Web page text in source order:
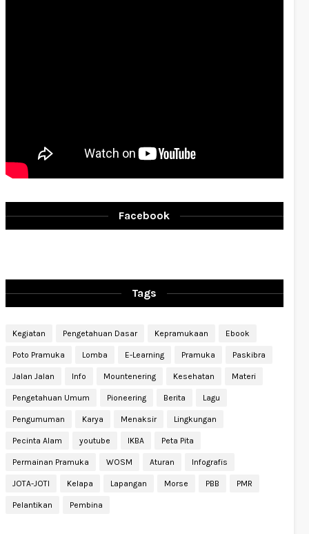
Facebook
Tags
Kegiatan Pengetahuan Dasar Kepramukaan Ebook
Poto Pramuka Lomba E-Learning Pramuka Paskibra
Jalan Jalan Info Mountenering Kesehatan Materi
Pengetahuan Umum Pioneering Berita Lagu
Pengumuman Karya Menaksir Lingkungan
Pecinta Alam youtube IKBA Peta Pita
Permainan Pramuka WOSM Aturan Infografis
JOTA-JOTI Kelapa Lapangan Morse PBB PMR
Pelantikan Pembina